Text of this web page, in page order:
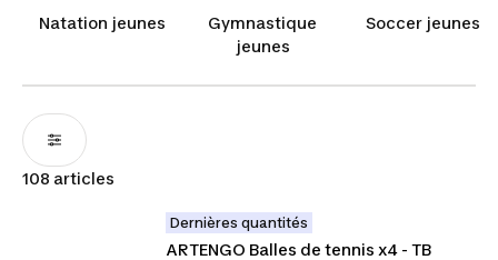
Natation jeunes
Gymnastique
jeunes
Soccer jeunes
108 articles
Dernières quantités
ARTENGO Balles de tennis x4 - TB